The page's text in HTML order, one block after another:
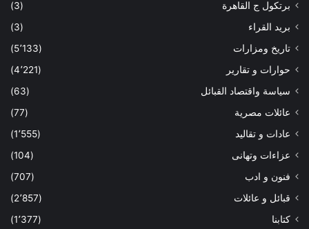
برتكول ج القاهرة
(3)
بريد القراء
(3)
تاريخ ومزارات
(5٬133)
حوارات و تقارير
(4٬221)
سياسة واقتصاد القبائل
(63)
عائلات مصرية
(77)
عادات و تقاليد
(1٬555)
عزاءات وتهانى
(104)
فنون و ادب
(707)
قبائل و عائلات
(2٬857)
كتابنا
(1٬377)